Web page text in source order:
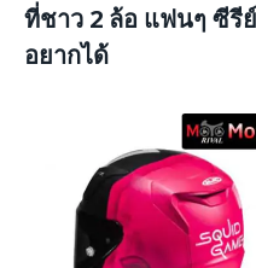
ที่ชาว 2 ล้อ แฟนๆ ซีรี
อยากได้